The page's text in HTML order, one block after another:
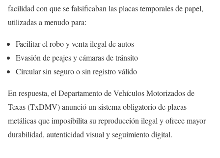
facilidad con que se falsificaban las placas temporales de papel,
utilizadas a menudo para:
Facilitar el robo y venta ilegal de autos
Evasión de peajes y cámaras de tránsito
Circular sin seguro o sin registro válido
En respuesta, el Departamento de Vehículos Motorizados de
Texas (TxDMV) anunció un sistema obligatorio de placas
metálicas que imposibilita su reproducción ilegal y ofrece mayor
durabilidad, autenticidad visual y seguimiento digital.